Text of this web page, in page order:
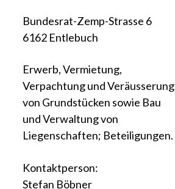
Bundesrat-Zemp-Strasse 6
6162 Entlebuch
Erwerb, Vermietung,
Verpachtung und Veräusserung
von Grundstücken sowie Bau
und Verwaltung von
Liegenschaften; Beteiligungen.
Kontaktperson:
Stefan Böbner